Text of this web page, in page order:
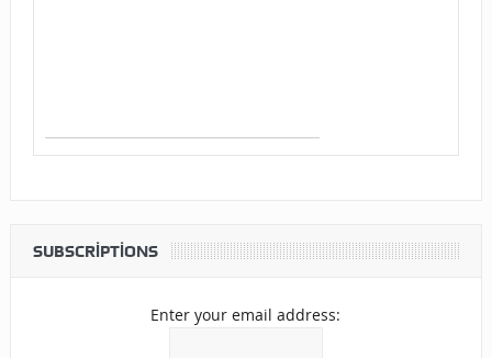
SUBSCRIPTIONS
Enter your email address: